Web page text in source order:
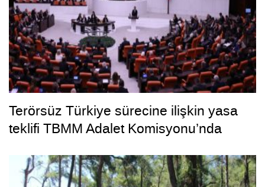
Terörsüz Türkiye sürecine ilişkin yasa
teklifi TBMM Adalet Komisyonu’nda